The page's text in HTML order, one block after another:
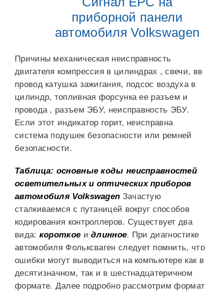
приборной панели
автомобиля Volkswagen
Причины механическая неисправность
двигателя компрессия в цилиндрах , свечи, вв
провод катушка зажигания, подсос воздуха в
цилиндр, топливная форсунка ее разъем и
провода , разъем ЭБУ, неисправность ЭБУ.
Если этот индикатор горит, неисправна
система подушек безопасности или ремней
безопасности.
Таблица: основные коды неисправностей
осветительных и оптических приборов
автомобиля Volkswagen Зачастую
сталкиваемся с путаницей вокруг способов
кодирования контроллеров. Существует два
вида: короткое идлинное. При диагностике
автомобиля Фольксваген следует помнить, что
ошибки могут выводиться на компьютере как в
десятизначном, так и в шестнадцатеричном
формате. Далее подробно рассмотрим формат